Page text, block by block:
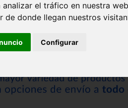
analizar el tráfico en nuestra
de donde llegan nuestros
Configurar